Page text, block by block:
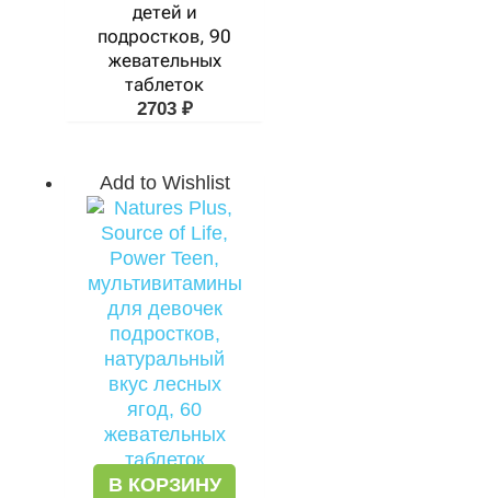
детей и
подростков, 90
жевательных
таблеток
2703 ₽
Add to Wishlist
В КОРЗИНУ